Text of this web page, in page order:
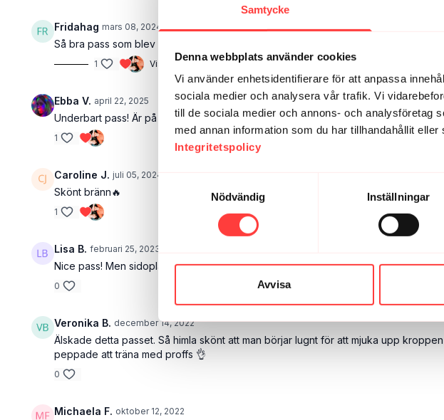
Samtycke
Denna webbplats använder cookies
Vi använder enhetsidentifierare för att anpassa
sociala medier och analysera vår trafik. Vi
till de sociala medier och annons- och analysföretag
med annan information som du har tillhandahållit
Integritetspolicy
Samtyckesval
Nödvändig
Inställningar
Avvisa
Fridahag mars 08, 2024 • Redigerad
Så bra pass som blev en skön avslutning på arbetsveckan. Nu fredagsmys! 🥳
1 Visa svar (1)
Ebba V. april 22, 2025
Underbart pass! Är på tusen procent bättre humör nu efteråt än innan 😅
1
Caroline J. juli 05, 2024
Skönt bränn🔥
1
Lisa B. februari 25, 2023
Nice pass! Men sidoplankan får jag nog öva lite till på inna jag orkar 45 sek 😅
0
Veronika B. december 14, 2022
Älskade detta passet. Så himla skönt att man börjar lugnt för att mjuka upp
peppade att träna med proffs 👌
0
Michaela F. oktober 12, 2022